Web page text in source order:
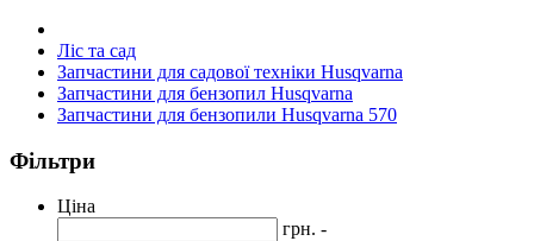
Ліс та сад
Запчастини для садової техніки Husqvarna
Запчастини для бензопил Husqvarna
Запчастини для бензопили Husqvarna 570
Фільтри
Ціна
грн. -